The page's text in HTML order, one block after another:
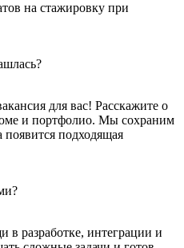
на стажировку при
для вас! Расскажите о
и портфолио. Мы сохраним
подходящая
разработке, интеграции и